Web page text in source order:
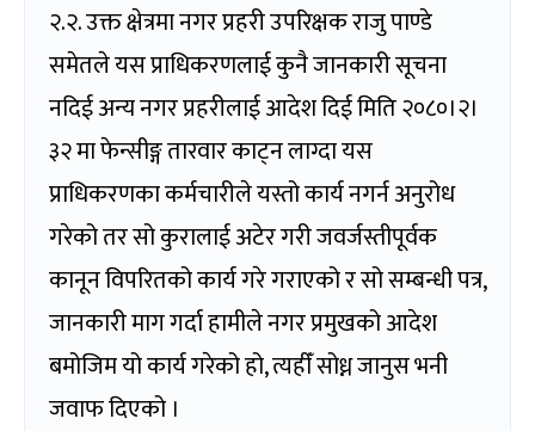
२.२. उक्त क्षेत्रमा नगर प्रहरी उपरिक्षक राजु पाण्डे
समेतले यस प्राधिकरणलाई कुनै जानकारी सूचना
नदिई अन्य नगर प्रहरीलाई आदेश दिई मिति २०८०।२।
३२ मा फेन्सीङ्ग तारवार काट्न लाग्दा यस
प्राधिकरणका कर्मचारीले यस्तो कार्य नगर्न अनुरोध
गरेको तर सो कुरालाई अटेर गरी जवर्जस्तीपूर्वक
कानून विपरितको कार्य गरे गराएको र सो सम्बन्धी पत्र,
जानकारी माग गर्दा हामीले नगर प्रमुखको आदेश
बमोजिम यो कार्य गरेको हो, त्यहीँ सोध्न जानुस भनी
जवाफ दिएको ।